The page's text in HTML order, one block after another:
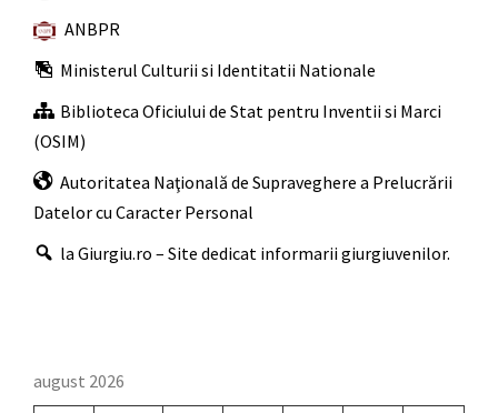
ANBPR
Ministerul Culturii si Identitatii Nationale
Biblioteca Oficiului de Stat pentru Inventii si Marci
(OSIM)
Autoritatea Naţională de Supraveghere a Prelucrării
Datelor cu Caracter Personal
la Giurgiu.ro – Site dedicat informarii giurgiuvenilor.
august 2026